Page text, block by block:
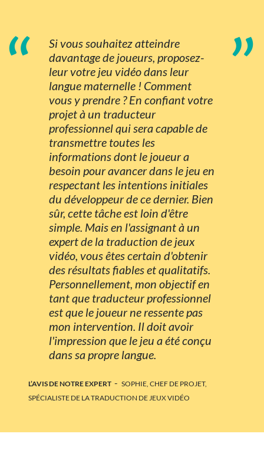
“
Si vous souhaitez atteindre
davantage de joueurs, proposez-
leur votre jeu vidéo dans leur
langue maternelle ! Comment
vous y prendre ? En confiant votre
projet à un traducteur
professionnel qui sera capable de
transmettre toutes les
informations dont le joueur a
besoin pour avancer dans le jeu en
respectant les intentions initiales
du développeur de ce dernier. Bien
sûr, cette tâche est loin d'être
simple. Mais en l'assignant à un
expert de la traduction de jeux
vidéo, vous êtes certain d'obtenir
des résultats fiables et qualitatifs.
Personnellement, mon objectif en
tant que traducteur professionnel
est que le joueur ne ressente pas
mon intervention. Il doit avoir
l'impression que le jeu a été conçu
dans sa propre langue.
”
L’AVIS DE NOTRE EXPERT - SOPHIE, CHEF DE PROJET,
SPÉCIALISTE DE LA TRADUCTION DE JEUX VIDÉO